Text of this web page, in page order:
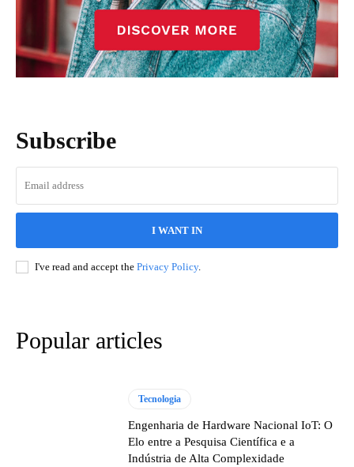
Subscribe
I WANT IN
I've read and accept the Privacy Policy.
Popular articles
Tecnologia
Engenharia de Hardware Nacional IoT: O
Elo entre a Pesquisa Científica e a
Indústria de Alta Complexidade